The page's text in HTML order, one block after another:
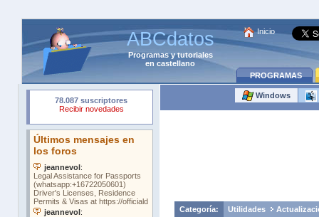
ABCdatos
Programasytutoriales
en castellano
Inicio
PROGRAMAS
Windows
Categoría: Utilidades